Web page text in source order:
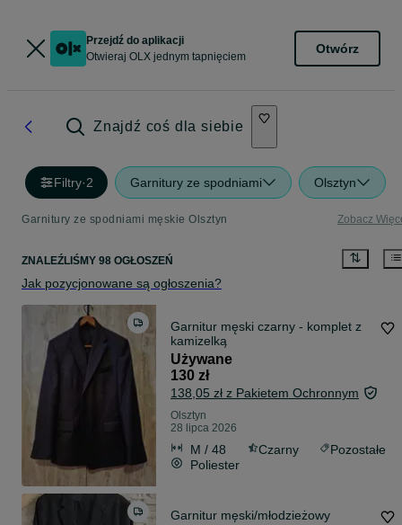
Przejdź do aplikacji
Otwieraj OLX jednym tapnięciem
Otwórz
Znajdź coś dla siebie
Filtry·2 Garnitury ze spodniami Olsztyn
Garnitury ze spodniami męskie Olsztyn Zobacz
ZNALEŹLIŚMY 98 OGŁOSZEŃ
Jak pozycjonowane są ogłoszenia?
Garnitur męski czarny - komplet z
kamizelką
Używane
130 zł
138,05 zł z Pakietem Ochronnym
Olsztyn
28 lipca 2026
M / 48 Czarny
Pozostałe
Poliester
Garnitur męski/młodzieżowy